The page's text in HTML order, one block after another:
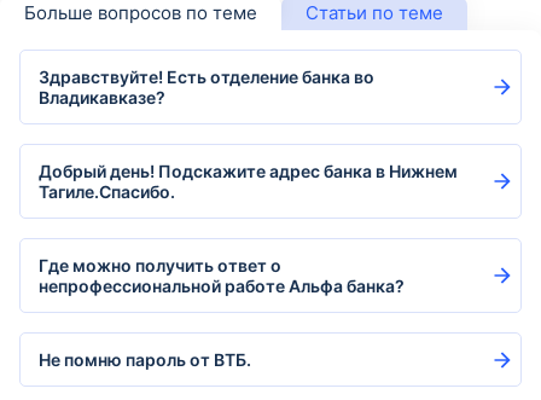
Больше вопросов по теме Статьи по теме
Здравствуйте! Есть отделение банка во
Владикавказе?
Добрый день! Подскажите адрес банка в Нижнем
Тагиле.Спасибо.
Где можно получить ответ о
непрофессиональной работе Альфа банка?
Не помню пароль от ВТБ.